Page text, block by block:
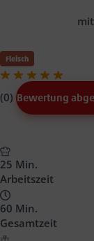
Fleisch
(0) Bewertung
25 Min.
Arbeitszeit
60 Min.
Gesamtzeit